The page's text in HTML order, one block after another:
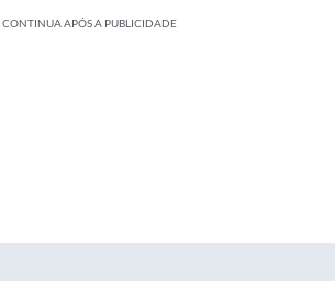
CONTINUA APÓS A PUBLICIDADE